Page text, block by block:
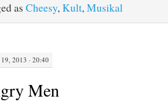
as Cheesy,Kult,Musikal
2013 · 20:40
Men